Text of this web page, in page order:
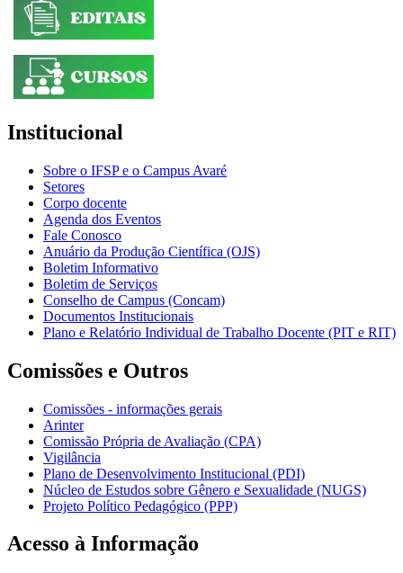
Institucional
Sobre o IFSP e o Campus Avaré
Setores
Corpo docente
Agenda dos Eventos
Fale Conosco
Anuário da Produção Científica (OJS)
Boletim Informativo
Boletim de Serviços
Conselho de Campus (Concam)
Documentos Institucionais
Plano e Relatório Individual de Trabalho Docente (PIT e RIT)
Comissões e Outros
Comissões - informações gerais
Arinter
Comissão Própria de Avaliação (CPA)
Vigilância
Plano de Desenvolvimento Institucional (PDI)
Núcleo de Estudos sobre Gênero e Sexualidade (NUGS)
Projeto Político Pedagógico (PPP)
Acesso à Informação